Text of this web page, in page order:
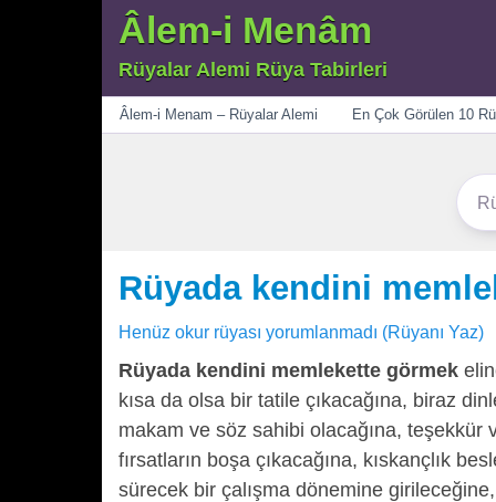
Âlem-i Menâm
Rüyalar Alemi Rüya Tabirleri
Menü
Âlem-i Menam – Rüyalar Alemi En Çok Görülen 10
Rüyada kendini
Henüz okur rüyası yorumlanmadı (Rüyanı Yaz)
Rüyada kendini memlekette görmek
kısa da olsa bir tatile çıkacağına, biraz
makam ve söz sahibi olacağına, teşekkür
fırsatların boşa çıkacağına, kıskançlık
sürecek bir çalışma dönemine